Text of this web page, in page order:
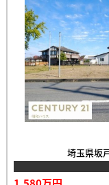
埼玉県坂